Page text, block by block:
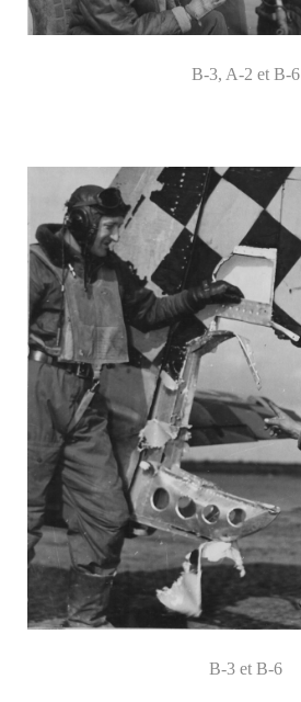
B-3, A-2 et B-6
B-3 et B-6